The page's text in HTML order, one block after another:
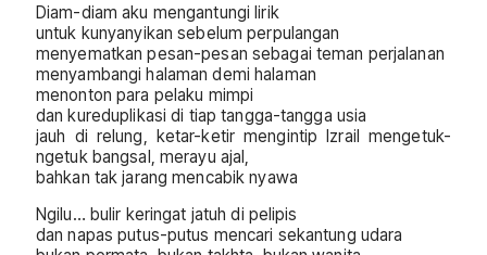
Diam-diam aku mengantungi lirik
untuk kunyanyikan sebelum perpulangan
menyematkan pesan-pesan sebagai teman perjalanan
menyambangi halaman demi halaman
menonton para pelaku mimpi
dan kureduplikasi di tiap tangga-tangga usia
jauh di relung, ketar-ketir mengintip Izrail mengetuk-
ngetuk bangsal, merayu ajal,
bahkan tak jarang mencabik nyawa
Ngilu… bulir keringat jatuh di pelipis
dan napas putus-putus mencari sekantung udara